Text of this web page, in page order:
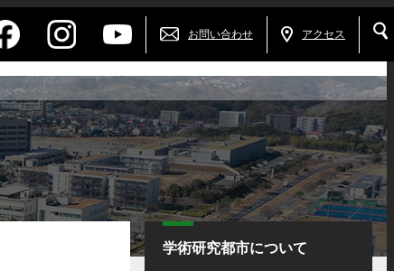
お問い合わせ アクセス
学術研究都市について